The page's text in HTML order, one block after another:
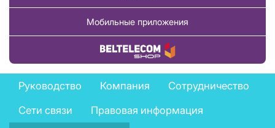
Мобильные приложения
Купить товар
Company
menu
Руководство Компания
Сотрудничество
Сети связи
Правовая информация